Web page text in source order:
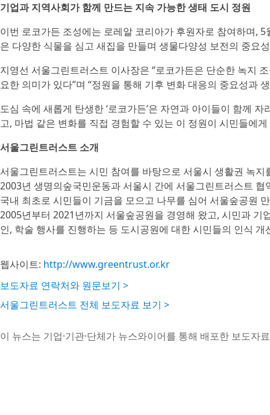
기업과 지역사회가 함께 만드는 지속 가능한 생태 도시 정원
이번 로코가든 조성에는 로레알 코리아가 후원자로 참여하며,
은 다양한 식물을 심고 새집을 만들며 생물다양성 보전의 중요
지영선 서울그린트러스트 이사장은 “로코가든은 단순한 녹지
요한 의미가 있다”며 “정원을 통해 기후 변화 대응의 중요성과
도심 속에 새롭게 탄생한 ‘로코가든’은 자연과 아이들이 함께
고, 마법 같은 변화를 직접 경험할 수 있는 이 정원이 시민들에
서울그린트러스트 소개
서울그린트러스트는 시민 참여를 바탕으로 서울시 생활권 녹
2003년 생명의숲국민운동과 서울시 간에 서울그린트러스트 협
국내 최초로 시민들이 기금을 모으고 나무를 심어 서울숲공원
2005년부터 2021년까지 서울숲공원을 경영해 왔고, 시민과
인, 학술 행사를 진행하는 등 도시공원에 대한 시민들의 인식
웹사이트: http://www.greentrust.or.kr
보도자료 연락처와 원문보기 >
서울그린트러스트 전체 보도자료 보기 >
이 뉴스는 기업·기관·단체가 뉴스와이어를 통해 배포한 보도자